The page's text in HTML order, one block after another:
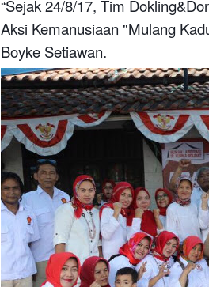
“Sejak 24/8/17, Tim
Aksi Kemanusiaan "Mulang
Boyke Setiawan.